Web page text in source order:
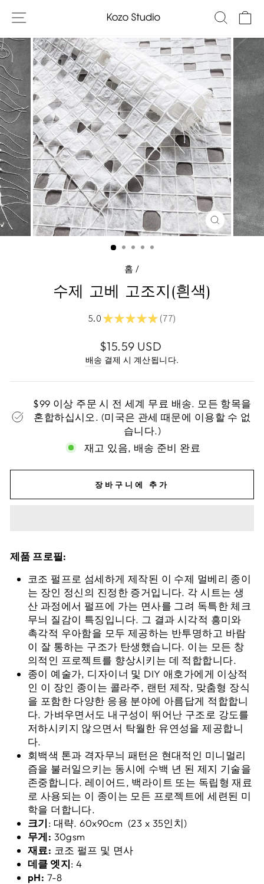
로
건
너
뛰
기
검색
닫
기
홈 /
수제 고베 고조지(흰색)
5.0★★★★★ 77
77
정
가
$15.59 USD
배송 결제 시 계산됩니다.
$99 이상 주문 시 전 세계 무료 배송. 모든 항목을
혼합하십시오. (미국은 관세 때문에 이용할 수 없
습니다.)
재고 있음, 배송 준비 완료
장바구니에 추가
제품 프로필:
코조 펄프로 섬세하게 제작된 이 수제 멀베리 종이
는 장인 정신의 진정한 증거입니다. 각 시트는 생
산 과정에서 펄프에 가는 면사를 그려 독특한 체크
무늬 질감이 특징입니다. 그 결과 시각적 흥미와
촉각적 우아함을 모두 제공하는 반투명하고 바람
이 잘 통하는 구조가 탄생했습니다. 이는 모든 창
의적인 프로젝트를 향상시키는 데 적합합니다.
종이 예술가, 디자이너 및 DIY 애호가에게 이상적
인 이 장인 종이는 콜라주, 랜턴 제작, 맞춤형 장식
을 포함한 다양한 응용 분야에 아름답게 적합합니
다. 가벼우면서도 내구성이 뛰어난 구조로 강도를
저하시키지 않으면서 탁월한 유연성을 제공합니
다.
회백색 톤과 격자무늬 패턴은 현대적인 미니멀리
즘을 불러일으키는 동시에 수백 년 된 제지 기술을
존중합니다. 레이어드, 백라이트 또는 독립형 재료
로 사용되는 이 종이는 모든 프로젝트에 세련된 미
학을 더합니다.
크기: 대략.60x90cm (23 x 35인치)
무게: 30gsm
재료: 코조 펄프 및 면사
데클 엣지: 4
pH: 7-8